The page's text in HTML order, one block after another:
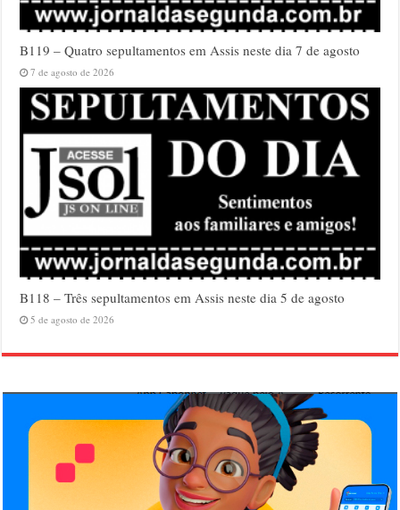
B119 – Quatro sepultamentos em Assis neste dia 7 de agosto
7 de agosto de 2026
B118 – Três sepultamentos em Assis neste dia 5 de agosto
5 de agosto de 2026